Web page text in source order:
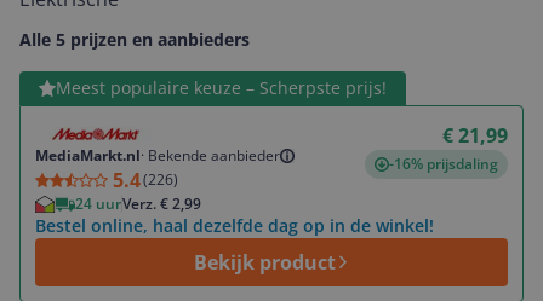
Alle 5 prijzen en aanbieders
Meest populaire keuze – Scherpste prijs!
MediaMarkt.nl· Bekende aanbieder
5.4(226)
€ 21,99
-16% prijsdaling
24 uurVerz. € 2,99
Bestel online, haal dezelfde dag op in de winkel!
Bekijk product
Bekijk product